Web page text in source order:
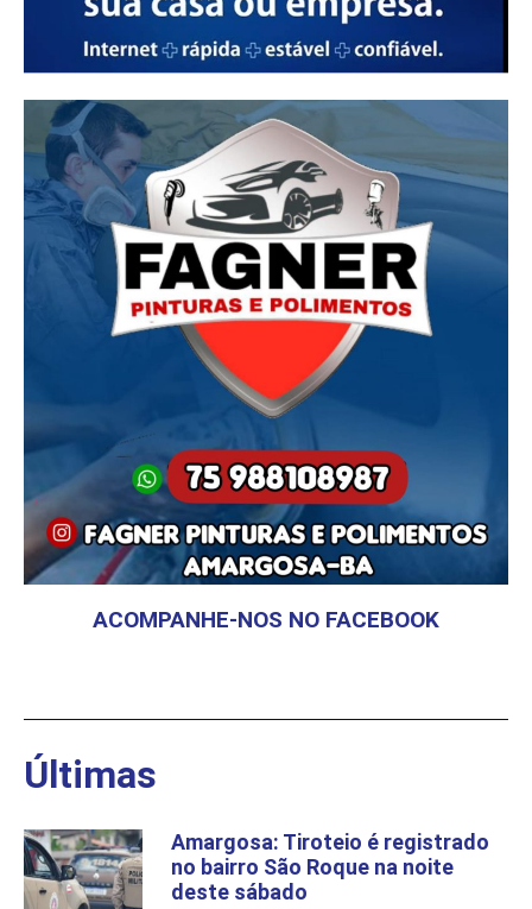
ACOMPANHE-NOS NO FACEBOOK
Últimas
Amargosa: Tiroteio é registrado
no bairro São Roque na noite
deste sábado